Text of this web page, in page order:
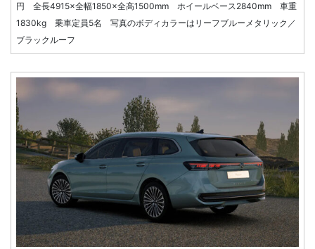
円 全長4915×全幅1850×全高1500mm ホイールベース2840mm 車重
1830kg 乗車定員5名 写真のボディカラーはリーフブルーメタリック／
ブラックルーフ